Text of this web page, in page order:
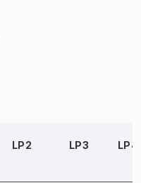
LP2 LP3 LP4